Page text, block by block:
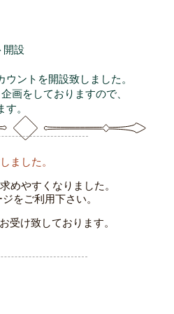
開設
ントを開設致しました。
画をしておりますので、
。
ました。
めやすくなりました。
をご利用下さい。
受け致しております。